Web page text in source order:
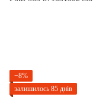
−8%
залишилось 85 днів